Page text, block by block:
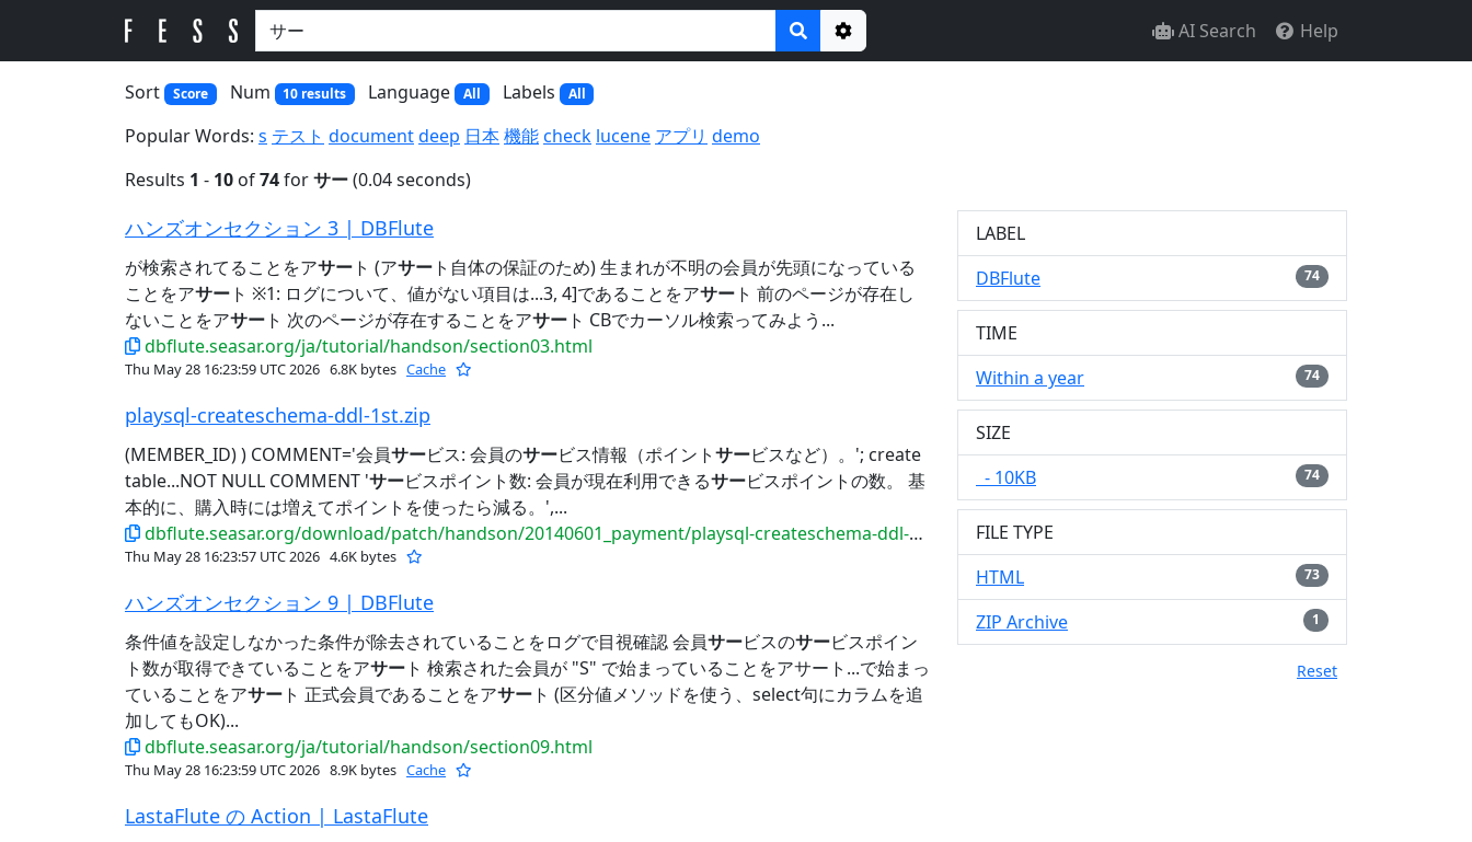
Options
AI Search Help
Sort Score Num 10 results Language All Labels All
Popular Words: s テスト documentdeep 日本機能check lucene アプリ demo
Results 1 - 10 of74forサー(0.04 seconds)
ハンズオンセクション 3 | DBFlute
が検索されてることをアサー ト (アサー ト自体の保証のため) 生まれが不明の会員が先頭になっている
ことをアサー ト ※1: ログについて、値がない項目は...3, 4]であることをアサー ト 前のページが存在し
ないことをアサー ト 次のページが存在することをアサー ト CBでカーソル検索ってみよう...
dbflute.seasar.org/ja/tutorial/handson/section03.html
Thu May 28 16:23:59 UTC 2026 6.8K bytes Cache
playsql-createschema-ddl-1st.zip
(MEMBER_ID) ) COMMENT='会員サービス: 会員のサービス情報（ポイントサービスなど）。'; create
table...NOT NULL COMMENT 'サービスポイント数: 会員が現在利用できるサービスポイントの数。 基
本的に、購入時には増えてポイントを使ったら減る。',...
dbflute.seasar.org/download/patch/handson/20140601_payment/playsql-createschema-ddl-1st.zip
Thu May 28 16:23:57 UTC 2026 4.6K bytes
ハンズオンセクション 9 | DBFlute
条件値を設定しなかった条件が除去されていることをログで目視確認 会員サービスのサービスポイン
ト数が取得できていることをアサー ト 検索された会員が "S" で始まっていることをアサート...で始まっ
ていることをアサー ト 正式会員であることをアサー ト (区分値メソッドを使う、select句にカラムを追
加してもOK)...
dbflute.seasar.org/ja/tutorial/handson/section09.html
Thu May 28 16:23:59 UTC 2026 8.9K bytes Cache
LastaFlute の Action | LastaFlute
LABEL
DBFlute
74
TIME
Within a year
74
SIZE
- 10KB
74
FILE TYPE
HTML
73
ZIP Archive 1
Reset